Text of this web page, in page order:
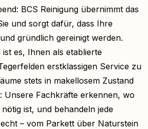
BCS Reinigung übernimmt das
und sorgt dafür, dass Ihre
gründlich gereinigt werden.
es, Ihnen als etablierte
erstklassigen Service zu
stets in makellosem Zustand
Unsere Fachkräfte erkennen, wo
ist, und behandeln jede
– vom Parkett über Naturstein